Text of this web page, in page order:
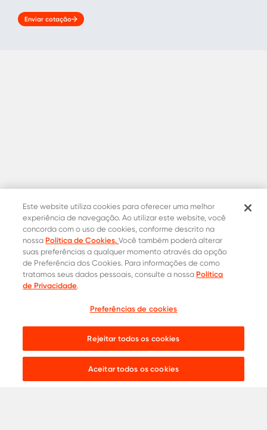
Enviar cotação
Contatos Oficiais
Onde comprar
Live chat:
Este website utiliza cookies para oferecer uma melhor
experiência de navegação. Ao utilizar este website, você
concorda com o uso de cookies, conforme descrito na
nossa Política de Cookies.Você também poderá alterar
suas preferências a qualquer momento através da opção
de Preferência dos Cookies. Para informações de como
tratamos seus dados pessoais, consulte a nossa Política
de Privacidade.
Preferências de cookies
Rejeitar todos os cookies
Aceitar todos os cookies